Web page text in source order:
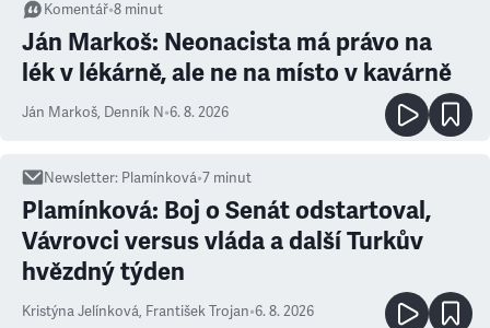
Komentář•8 minut
Ján Markoš: Neonacista má právo na
lék v lékárně, ale ne na místo v kavárně
Ján Markoš, Denník N•6. 8. 2026
Newsletter: Plamínková•7 minut
Plamínková: Boj o Senát odstartoval,
Vávrovci versus vláda a další Turkův
hvězdný týden
Kristýna Jelínková, František Trojan•6. 8. 2026